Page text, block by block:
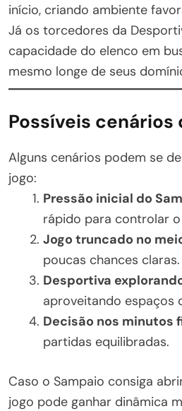
início, criando ambiente
Já os torcedores da
capacidade do elenco em
mesmo longe de seus
Possíveis cenários
Alguns cenários podem se
jogo:
Pressão inicial do
rápido para controlar
Jogo truncado no
poucas chances claras.
Desportiva
aproveitando espaços
Decisão nos minutos
partidas equilibradas.
Caso o Sampaio consiga
jogo pode ganhar dinâmica